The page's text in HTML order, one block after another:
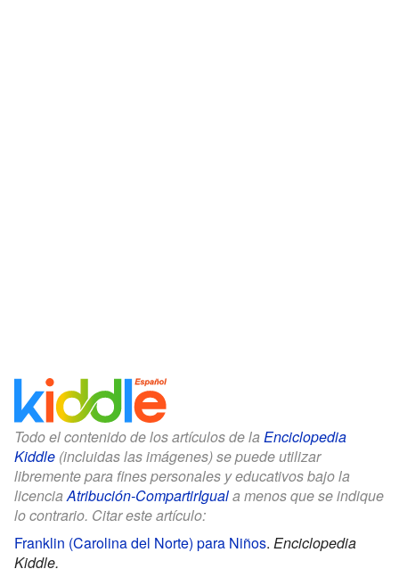
Todo el contenido de los artículos de la Enciclopedia
Kiddle (incluidas las imágenes) se puede utilizar
libremente para fines personales y educativos bajo la
licenciaAtribución-CompartirIguala menos que se indique
lo contrario. Citar este artículo:
Franklin (Carolina del Norte) para Niños. Enciclopedia
Kiddle.